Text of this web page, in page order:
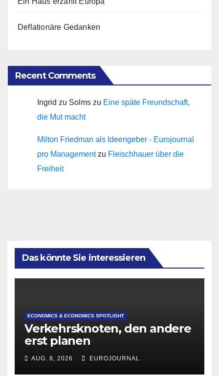
Deflationäre Gedanken
Recent Comments
Ingrid zu Solms zu Eine späte Freundschaft,
die Mut macht
Milton Friedman als Ideengeber - Eurojournal
pro Managementzu Fleischhauer über die
Freiheit
Das könnte Sie interessieren
ECONOMICS & ECONOMICS SPOTLIGHT
Verkehrsknoten, den andere
erst planen
AUG. 8, 2026 EUROJOURNAL